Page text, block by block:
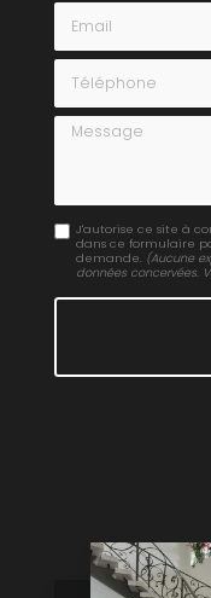
Email
Téléphone
Message
J'autorise ce site à
dans ce formulaire
demande. (Aucune
données concervées.